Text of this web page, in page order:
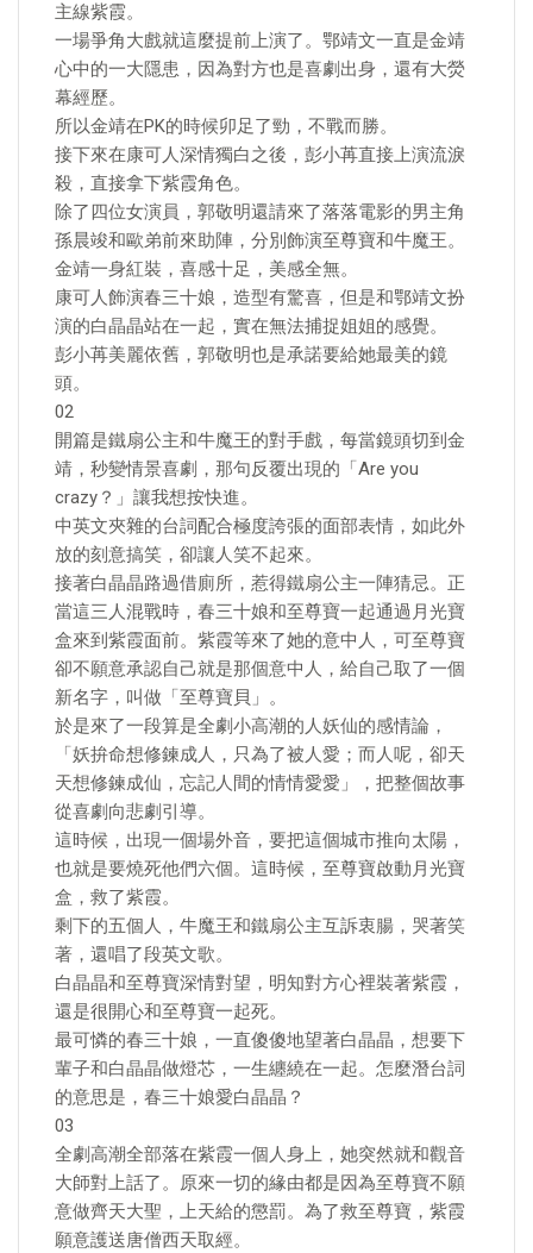
主線紫霞。
一場爭角大戲就這麼提前上演了。鄂靖文一直是金靖
心中的一大隱患，因為對方也是喜劇出身，還有大熒
幕經歷。
所以金靖在PK的時候卯足了勁，不戰而勝。
接下來在康可人深情獨白之後，彭小苒直接上演流淚
殺，直接拿下紫霞角色。
除了四位女演員，郭敬明還請來了落落電影的男主角
孫晨竣和歐弟前來助陣，分別飾演至尊寶和牛魔王。
金靖一身紅裝，喜感十足，美感全無。
康可人飾演春三十娘，造型有驚喜，但是和鄂靖文扮
演的白晶晶站在一起，實在無法捕捉姐姐的感覺。
彭小苒美麗依舊，郭敬明也是承諾要給她最美的鏡
頭。
02
開篇是鐵扇公主和牛魔王的對手戲，每當鏡頭切到金
靖，秒變情景喜劇，那句反覆出現的「Are you
crazy？」讓我想按快進。
中英文夾雜的台詞配合極度誇張的面部表情，如此外
放的刻意搞笑，卻讓人笑不起來。
接著白晶晶路過借廁所，惹得鐵扇公主一陣猜忌。正
當這三人混戰時，春三十娘和至尊寶一起通過月光寶
盒來到紫霞面前。紫霞等來了她的意中人，可至尊寶
卻不願意承認自己就是那個意中人，給自己取了一個
新名字，叫做「至尊寶貝」。
於是來了一段算是全劇小高潮的人妖仙的感情論，
「妖拚命想修鍊成人，只為了被人愛；而人呢，卻天
天想修鍊成仙，忘記人間的情情愛愛」，把整個故事
從喜劇向悲劇引導。
這時候，出現一個場外音，要把這個城市推向太陽，
也就是要燒死他們六個。這時候，至尊寶啟動月光寶
盒，救了紫霞。
剩下的五個人，牛魔王和鐵扇公主互訴衷腸，哭著笑
著，還唱了段英文歌。
白晶晶和至尊寶深情對望，明知對方心裡裝著紫霞，
還是很開心和至尊寶一起死。
最可憐的春三十娘，一直傻傻地望著白晶晶，想要下
輩子和白晶晶做燈芯，一生纏繞在一起。怎麼潛台詞
的意思是，春三十娘愛白晶晶？
03
全劇高潮全部落在紫霞一個人身上，她突然就和觀音
大師對上話了。原來一切的緣由都是因為至尊寶不願
意做齊天大聖，上天給的懲罰。為了救至尊寶，紫霞
願意護送唐僧西天取經。